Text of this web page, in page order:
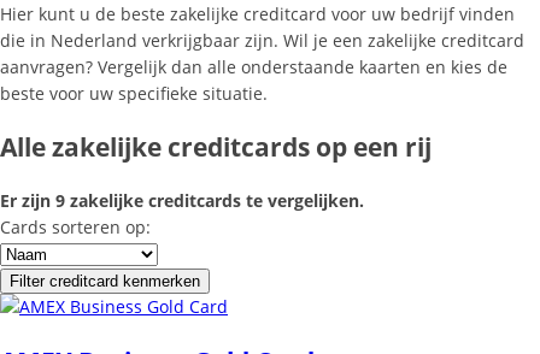
Hier kunt u de beste zakelijke creditcard voor uw bedrijf vinden
die in Nederland verkrijgbaar zijn. Wil je een zakelijke creditcard
aanvragen? Vergelijk dan alle onderstaande kaarten en kies de
beste voor uw specifieke situatie.
Alle zakelijke creditcards op een rij
Er zijn 9 zakelijke creditcards te vergelijken.
Cards sorteren op:
Filter creditcard kenmerken